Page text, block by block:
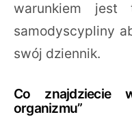
warunkiem
samodyscypliny
swój dziennik.
Co znajdziecie
organizmu”